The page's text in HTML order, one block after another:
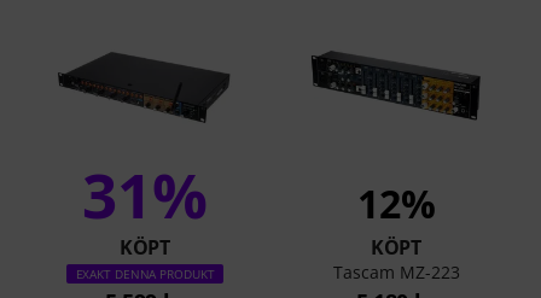
31%
KÖPT
EXAKT DENNA PRODUKT
12%
KÖPT
Tascam MZ-223